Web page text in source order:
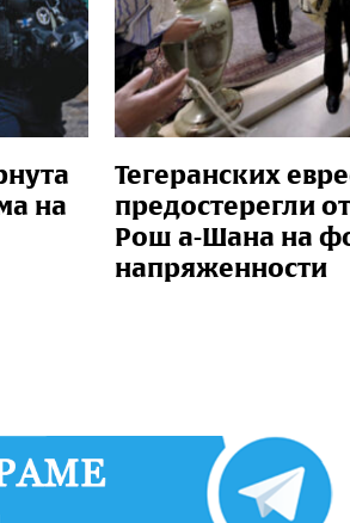
на
Тегеранских
предостерегли
Рош а-Шана на
напряженности